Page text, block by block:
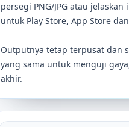
persegi PNG/JPG atau
untuk Play Store, App Store
Outputnya tetap terpusat dan
yang sama untuk menguji
akhir.